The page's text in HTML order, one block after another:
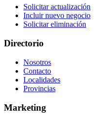
Solicitar actualización
Incluir nuevo negocio
Solicitar eliminación
Directorio
Nosotros
Contacto
Localidades
Provincias
Marketing